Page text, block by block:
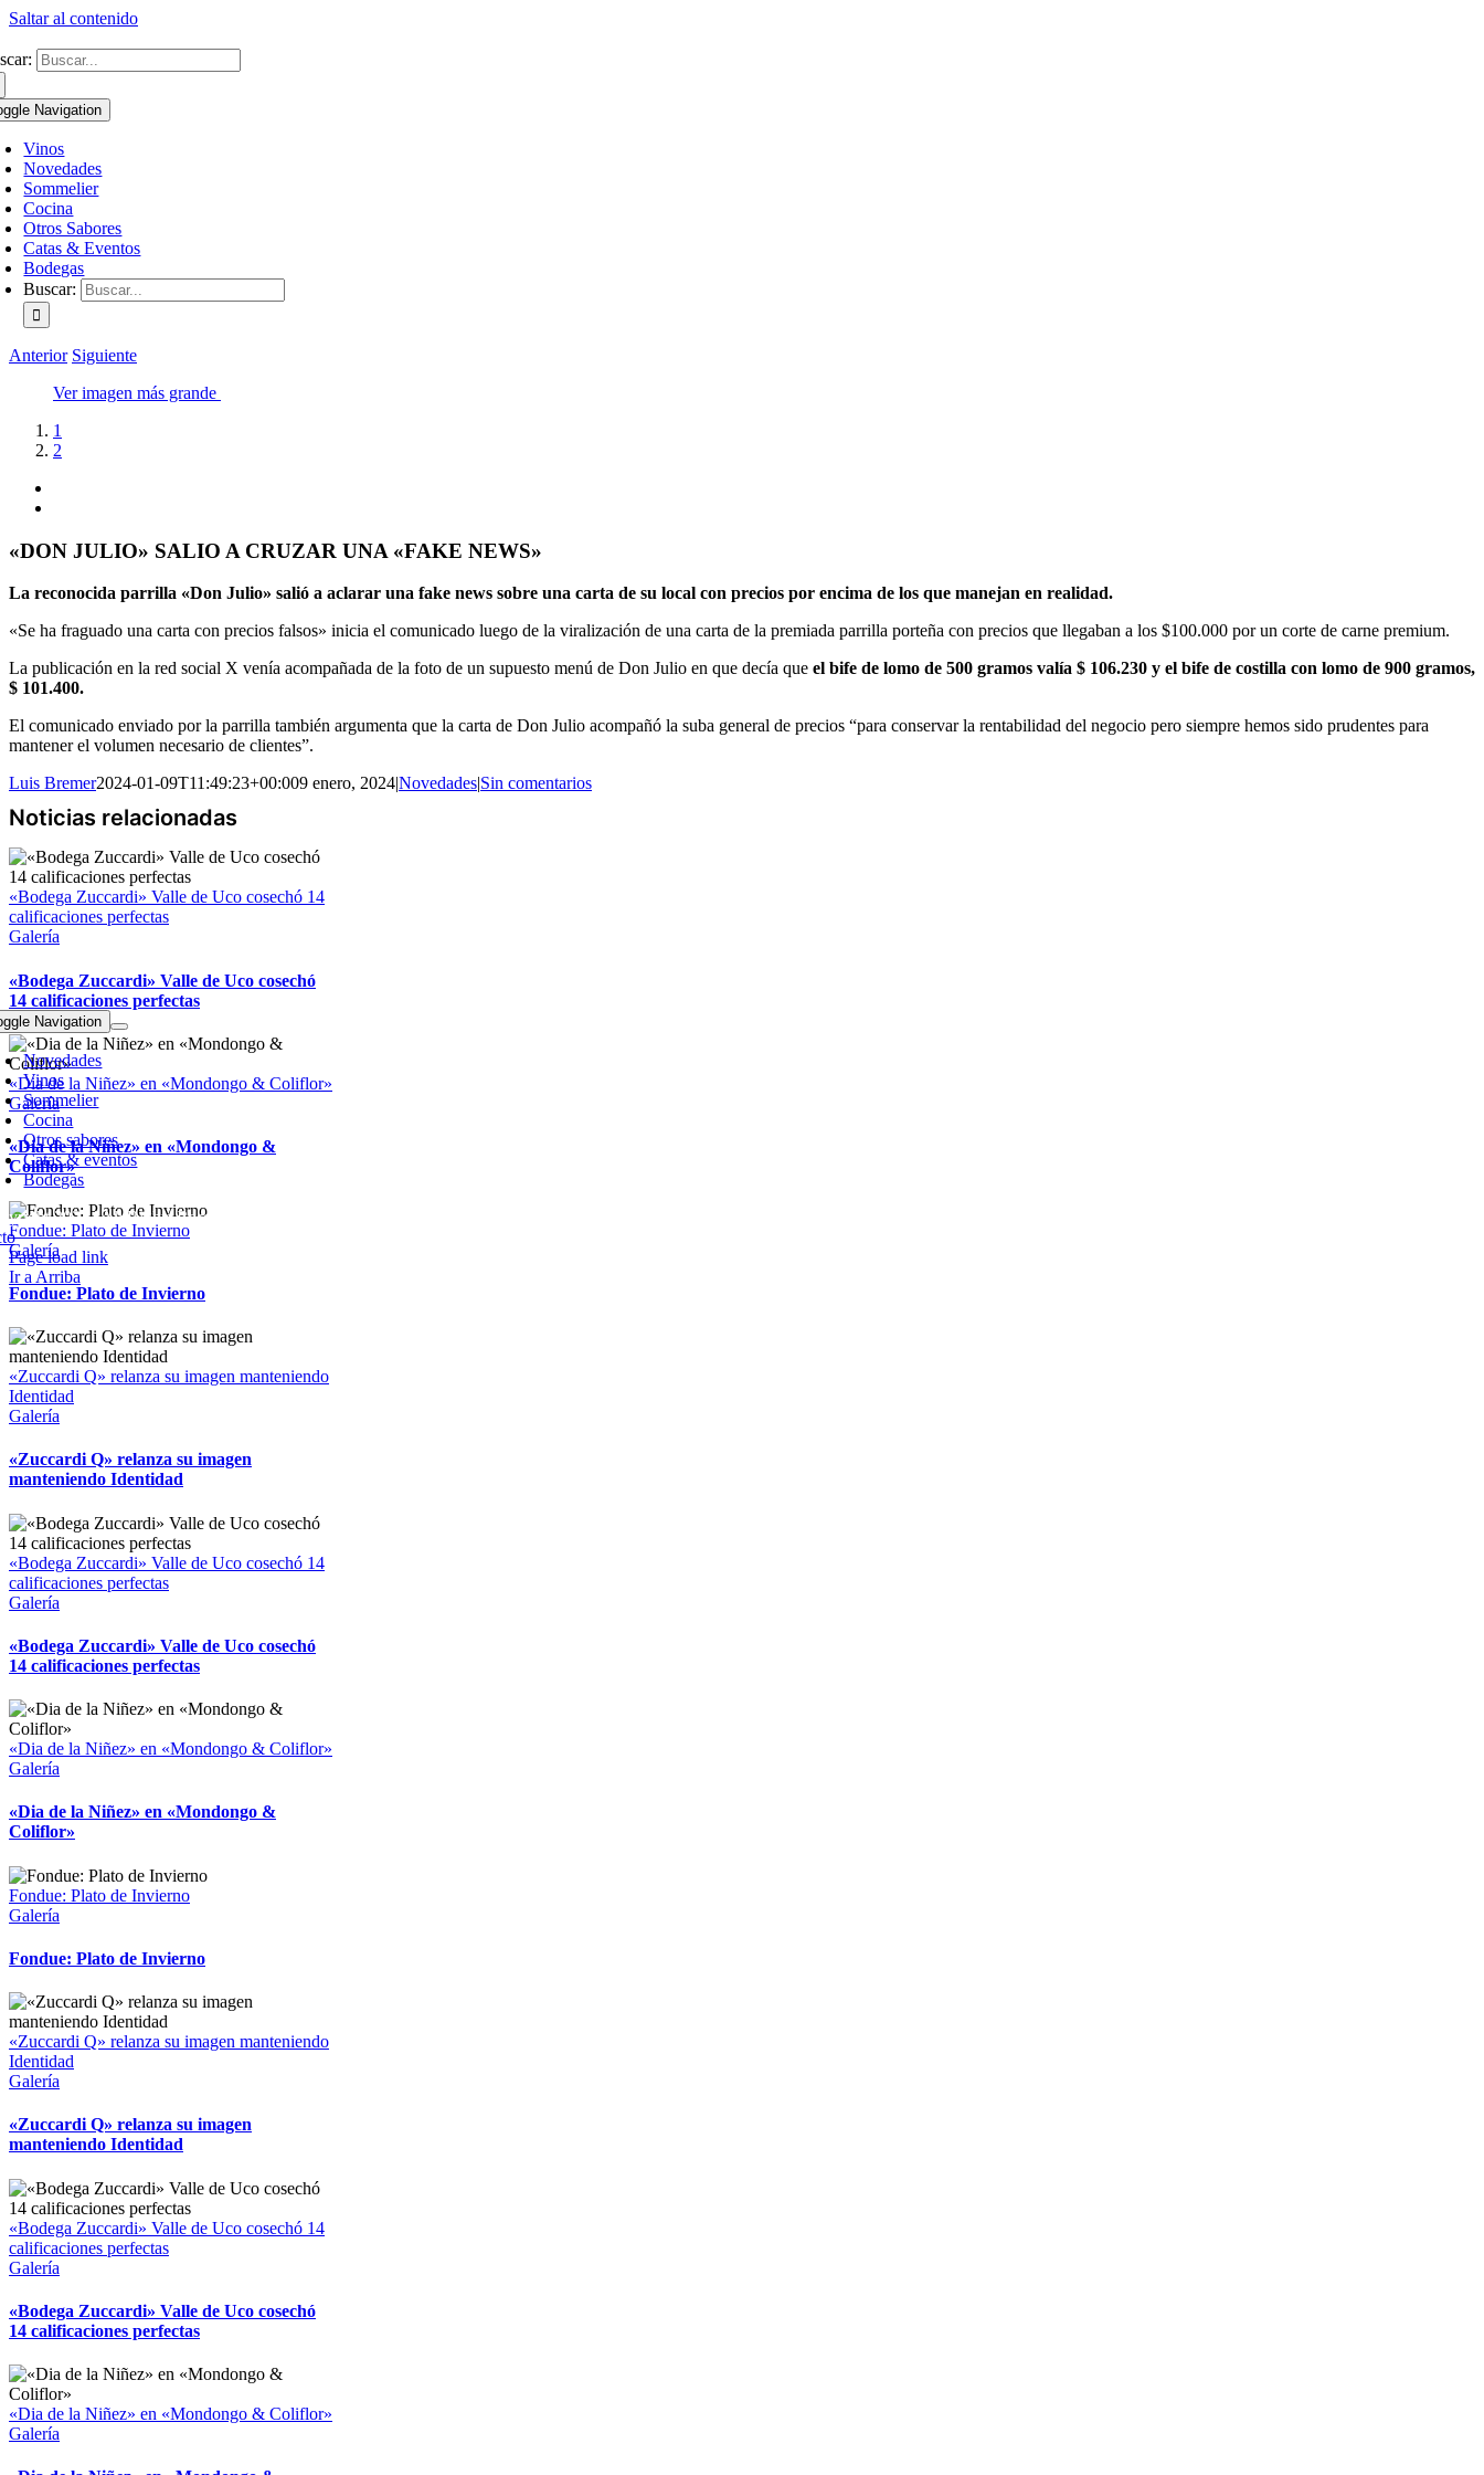
Saltar al contenido
Navigation
Vinos
Novedades
Sommelier
Cocina
Otros Sabores
Catas & Eventos
Bodegas
Buscar:
Anterior Siguiente
Ver imagen más grande
1
2
«DON JULIO» SALIO A CRUZAR UNA «FAKE NEWS»
La reconocida parrilla «Don Julio» salió a aclarar una fake news sobre una carta de su local con precios por encima de los que manejan en realidad.
«Se ha fraguado una carta con precios falsos» inicia el comunicado luego de la viralización de una carta de la premiada parrilla porteña con precios que llegaban a los $100.000 por un corte de carne premium.
La publicación en la red social X venía acompañada de la foto de un supuesto menú de Don Julio en que decía que el bife de lomo de 500 gramos valía $ 106.230 y el bife de costilla con lomo de 900 gramos,
$ 101.400.
El comunicado enviado por la parrilla también argumenta que la carta de Don Julio acompañó la suba general de precios “para conservar la rentabilidad del negocio pero siempre hemos sido prudentes para
mantener el volumen necesario de clientes”.
Luis Bremer2024-01-09T11:49:23+00:009 enero, 2024|Novedades|Sin comentarios
«Bodega Zuccardi» Valle de Uco cosechó 14
calificaciones perfectas
Galería
«Bodega Zuccardi» Valle de Uco cosechó
14 calificaciones perfectas
«Dia de la Niñez» en «Mondongo & Coliflor»
Galería
«Dia de la Niñez» en «Mondongo &
Coliflor»
Fondue: Plato de Invierno
Galería
Fondue: Plato de Invierno
«Zuccardi Q» relanza su imagen manteniendo
Identidad
Galería
«Zuccardi Q» relanza su imagen
manteniendo Identidad
«Bodega Zuccardi» Valle de Uco cosechó 14
calificaciones perfectas
Galería
«Bodega Zuccardi» Valle de Uco cosechó
14 calificaciones perfectas
«Dia de la Niñez» en «Mondongo & Coliflor»
Galería
«Dia de la Niñez» en «Mondongo &
Coliflor»
Fondue: Plato de Invierno
Galería
Fondue: Plato de Invierno
«Zuccardi Q» relanza su imagen manteniendo
Identidad
Galería
«Zuccardi Q» relanza su imagen
manteniendo Identidad
«Bodega Zuccardi» Valle de Uco cosechó 14
calificaciones perfectas
Galería
«Bodega Zuccardi» Valle de Uco cosechó
14 calificaciones perfectas
«Dia de la Niñez» en «Mondongo & Coliflor»
Galería
Navigation
Novedades
Vinos
Sommelier
Cocina
Otros sabores
Catas & eventos
Bodegas
2023 | All Rights Reserved | Desarrollado por
Page load link
Ir a Arriba